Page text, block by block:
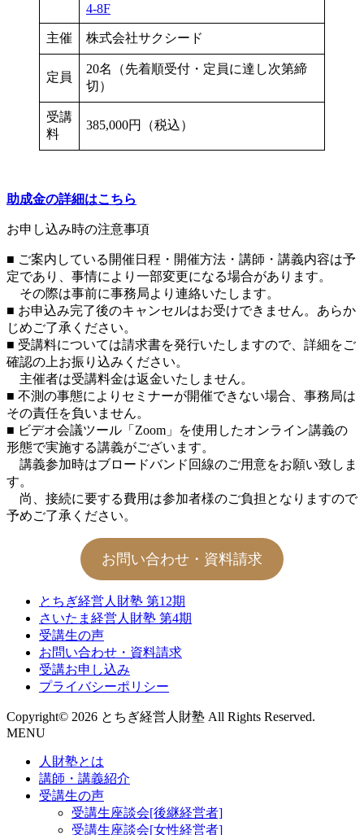
4-8F
主催 株式会社サクシード
定員
20名（先着順受付・定員に達し次第締
切）
受講
料
385,000円（税込）
助成金の詳細はこちら
お申し込み時の注意事項
■ ご案内している開催日程・開催方法・講師・講義内容は予
定であり、事情により一部変更になる場合があります。
その際は事前に事務局より連絡いたします。
■ お申込み完了後のキャンセルはお受けできません。あらか
じめご了承ください。
■ 受講料については請求書を発行いたしますので、詳細をご
確認の上お振り込みください。
主催者は受講料金は返金いたしません。
■ 不測の事態によりセミナーが開催できない場合、事務局は
その責任を負いません。
■ ビデオ会議ツール「Zoom」を使用したオンライン講義の
形態で実施する講義がございます。
講義参加時はブロードバンド回線のご用意をお願い致しま
す。
尚、接続に要する費用は参加者様のご負担となりますので
予めご了承ください。
お問い合わせ・資料請求
とちぎ経営人財塾 第12期
さいたま経営人財塾 第4期
受講生の声
お問い合わせ・資料請求
受講お申し込み
プライバシーポリシー
Copyright© 2026 とちぎ経営人財塾 All Rights Reserved.
MENU
人財塾とは
講師・講義紹介
受講生の声
受講生座談会[後継経営者]
受講生座談会[女性経営者]